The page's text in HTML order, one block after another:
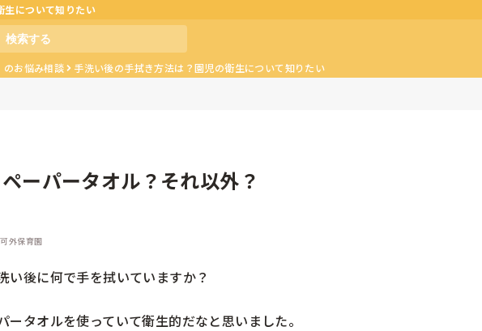
生について知りたい
のお悩み相談 手洗い後の手拭き方法は？園児の衛生について知りたい
ーパータオル？それ以外？
外保育園
い後に何で手を拭いていますか？
ータオルを使っていて衛生的だなと思いました。